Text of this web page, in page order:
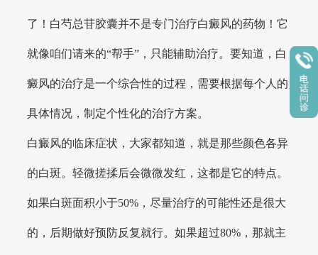
了！白芍总苷胶囊并不是专门治疗白癜风的药物！它
就像咱们请来的“帮手”，只能辅助治疗。要知道，白
癜风的治疗是一个综合性的过程，需要根据每个人的
具体情况，制定个性化的治疗方案。
白癜风的临床症状，大家都知道，就是那些颜色各异
的白斑。轻微搓揉后会微微发红，这都是它的特点。
如果白斑面积小于50%，尽量治疗的可能性还是很大
的，后期做好预防反复就行。如果超过80%，那就主